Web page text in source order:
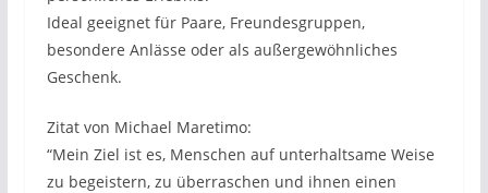
Ideal geeignet für Paare, Freundesgruppen,
besondere Anlässe oder als außergewöhnliches
Geschenk.
Zitat von Michael Maretimo:
“Mein Ziel ist es, Menschen auf unterhaltsame Weise
zu begeistern, zu überraschen und ihnen einen